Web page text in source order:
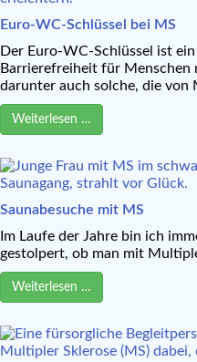
Euro-WC-Schlüssel bei MS
Der Euro-WC-Schlüssel ist
Barrierefreiheit für
darunter auch solche, die von
Weiterlesen …
Saunabesuche mit MS
Im Laufe der Jahre bin ich
gestolpert, ob man mit
Weiterlesen …